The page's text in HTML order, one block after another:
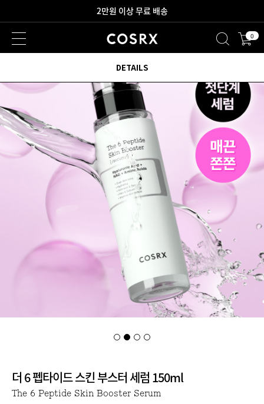
새로워진 회원 혜택을 만나보세요!
0
더 6 펩타이드 스킨 부스터 세럼 150ml
The 6 Peptide Skin Booster Serum
DETAILS